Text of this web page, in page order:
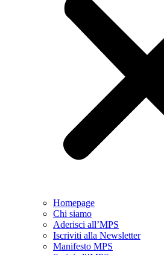
Homepage
Chi siamo
Aderisci all’MPS
Iscriviti alla Newsletter
Manifesto MPS